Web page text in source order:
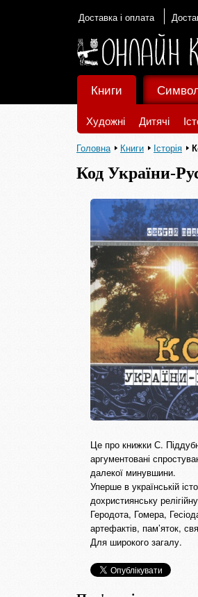
Доставка і оплата
Книги
Художні Дитячі
Головна Книги Історія
Код України-
Це про книжки С.
аргументовані
далекої минувшини.
Уперше в українській
дохристиянську
Геродота, Гомера,
артефактів, пам’яток,
Для широкого загалу.